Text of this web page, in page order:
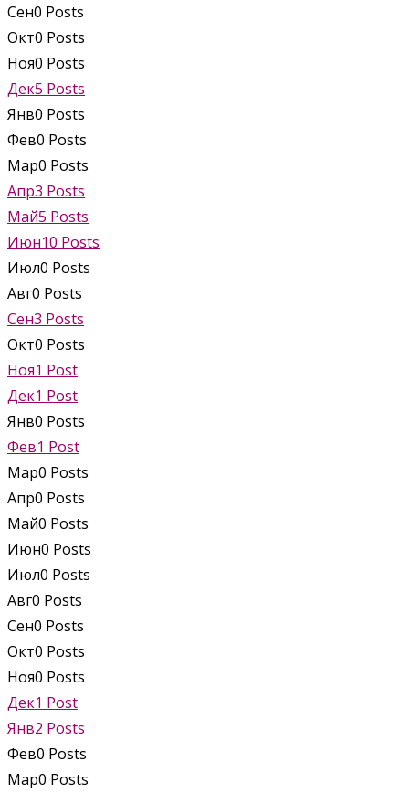
Сен0 Posts
Окт0 Posts
Ноя0 Posts
Дек5 Posts
Янв0 Posts
Фев0 Posts
Мар0 Posts
Апр3 Posts
Май5 Posts
Июн10 Posts
Июл0 Posts
Авг0 Posts
Сен3 Posts
Окт0 Posts
Ноя1 Post
Дек1 Post
Янв0 Posts
Фев1 Post
Мар0 Posts
Апр0 Posts
Май0 Posts
Июн0 Posts
Июл0 Posts
Авг0 Posts
Сен0 Posts
Окт0 Posts
Ноя0 Posts
Дек1 Post
Янв2 Posts
Фев0 Posts
Мар0 Posts